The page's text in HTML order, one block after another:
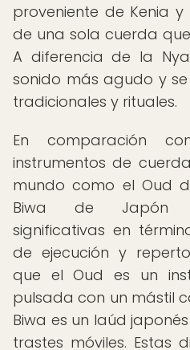
proveniente de Kenia y
de una sola cuerda
A diferencia de la
sonido más agudo y
tradicionales y rituales.
En comparación
instrumentos de
mundo como el Oud
Biwa de Japón
significativas en
de ejecución y
que el Oud es un
pulsada con un mástil
Biwa es un laúd
trastes móviles. Estas